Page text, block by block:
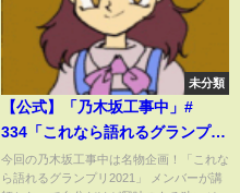
未分類
【公式】「乃木坂工事中」#
334「これなら語れるグランプリ
2021②」2021.11.07 OA
今回の乃木坂工事中は名物企画！「これな
ら語れるグランプリ2021」 メンバーが講